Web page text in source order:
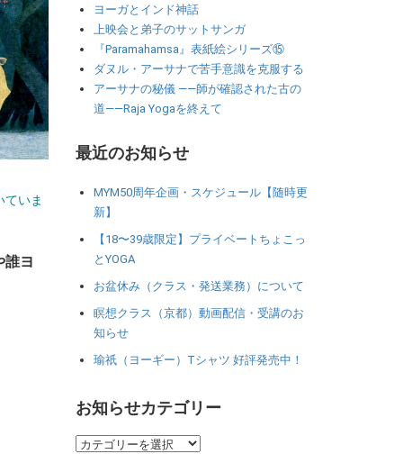
いま
誰ヨ
ヨーガとインド神話
上映会と弟子のサットサンガ
『Paramahamsa』表紙絵シリーズ⑮
ダヌル・アーサナで苦手意識を克服する
アーサナの秘儀 ――師が確認された古の
道――Raja Yogaを終えて
最近のお知らせ
MYM50周年企画・スケジュール【随時更
新】
【18〜39歳限定】プライベートちょこっ
とYOGA
お盆休み（クラス・発送業務）について
瞑想クラス（京都）動画配信・受講のお
知らせ
瑜祇（ヨーギー）Tシャツ 好評発売中！
お知らせカテゴリー